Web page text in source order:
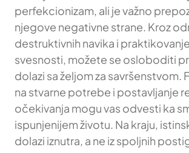
perfekcionizam, ali je važno
njegove negativne strane. Kroz
destruktivnih navika i praktikovanje
svesnosti, možete se osloboditi
dolazi sa željom za savršenstvom.
na stvarne potrebe i postavljanje
očekivanja mogu vas odvesti ka
ispunjenijem životu. Na kraju,
dolazi iznutra, a ne iz spoljnih